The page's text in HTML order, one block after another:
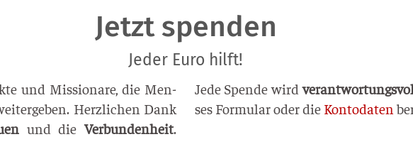
Jetzt spenden
Jeder Euro hilft!
und Mis­sio­na­re, die Men­
Herz­li­chen Dank
und dieVer­bun­den­heit.
Jede Spen­de wird
ses For­mu­lar oder die Kon­to­da­ten